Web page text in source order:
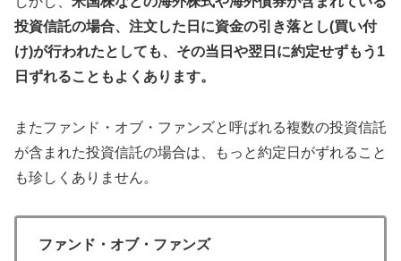
投資信託の場合、注文した日に資金の引き落とし(買い付
け)が行われたとしても、その当日や翌日に約定せずもう1
日ずれることもよくあります。
またファンド・オブ・ファンズと呼ばれる複数の投資信託
が含まれた投資信託の場合は、もっと約定日がずれること
も珍しくありません。
ファンド・オブ・ファンズ